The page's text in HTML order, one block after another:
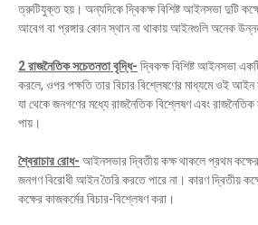
ত্রুটিযুক্ত হয়। অন্যদিকে দ্বিকক্ষ বিশিষ্ট আইনসভা দুটি
আবেগ বা প্রঙ্গার কোন স্থান না থাকায় আইনগুলি অনেক
2 রাজনৈতিক সচেতনতা বৃদ্ধি- দ্বিকক্ষ বিশিষ্ট আইনসভা
করলে, ওপর পক্ষতি তার বিচার বিশ্লেষণের মাধ্যমে ওই
যা থেকে জনগণের মধ্যে রাজনৈতিক বিশ্লেষণ এবং রাজনৈতিক
পায়।
শ্বৈরাচার রোধ- আইনসভার দ্বিতীয় কক্ষ থাকলে প্রথম
জনগণ বিরোধী আইন তৈরি করতে পারে না। কারণ দ্বিতীয়
কক্ষের কাজকর্মের বিচার-বিশ্লেষণ করা।